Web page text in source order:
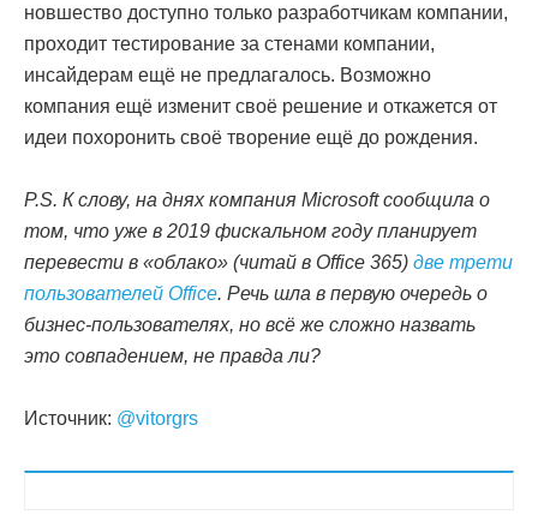
новшество доступно только разработчикам компании,
проходит тестирование за стенами компании,
инсайдерам ещё не предлагалось. Возможно
компания ещё изменит своё решение и откажется от
идеи похоронить своё творение ещё до рождения.
P.S. К слову, на днях компания Microsoft сообщила о
том, что уже в 2019 фискальном году планирует
перевести в «облако» (читай в Office 365) две трети
пользователей Office. Речь шла в первую очередь о
бизнес-пользователях, но всё же сложно назвать
это совпадением, не правда ли?
Источник: @vitorgrs